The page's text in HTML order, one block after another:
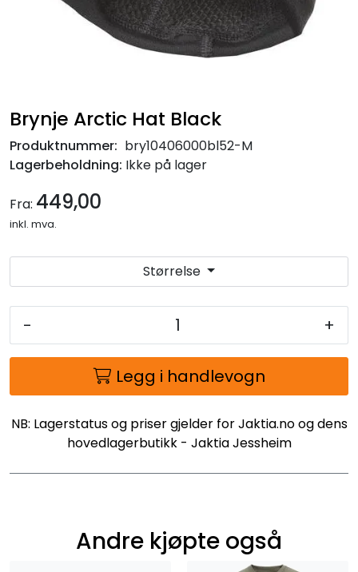
Brynje Arctic Hat Black
Produktnummer: bry10406000bl52-M
Lagerbeholdning: Ikke på lager
Fra: 449,00
inkl. mva.
Størrelse
- +
Legg i handlevogn
NB: Lagerstatus og priser gjelder for Jaktia.no og dens
hovedlagerbutikk - Jaktia Jessheim
Andre kjøpte også